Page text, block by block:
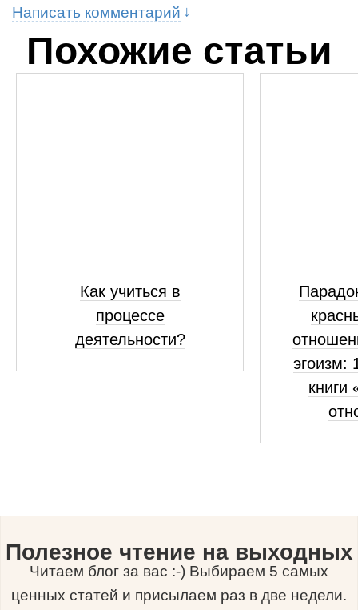
Написать комментарий
Похожие статьи
Как учиться в
процессе
деятельности?
эгоизм:
книги
Полезное чтение на выходных
Читаем блог за вас :-) Выбираем 5 самых
ценных статей и присылаем раз в две недели.